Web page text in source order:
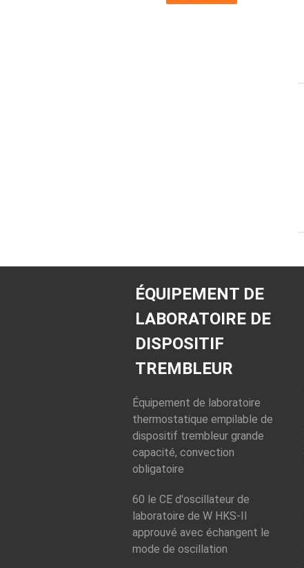
ÉQUIPEMENT DE
LABORATOIRE DE
DISPOSITIF
TREMBLEUR
Équipement de laboratoire
thermostatique empilable de
dispositif trembleur grande
capacité, convection
obligatoire
60 le CE d'oscillateur de
laboratoire de W HKS-II
approuvé avec échangent le
mode de oscillation